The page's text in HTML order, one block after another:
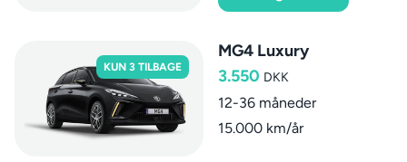
KUN 3 TILBAGE
MG4 Luxury
3.550 DKK
12-36 måneder
15.000 km/år